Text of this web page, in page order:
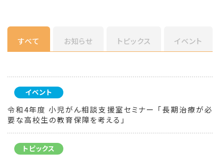
すべて お知らせ トピックス イベント
イベント
令和4年度 小児がん相談支援室セミナー 「長期治療が必
要な高校生の教育保障を考える」
トピックス